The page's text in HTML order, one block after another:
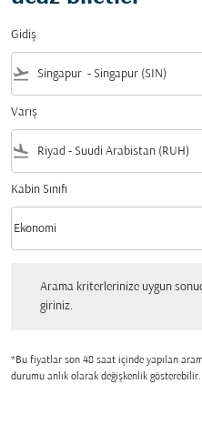
Gidiş
flight_takeoff
Varış
flight_land
Kabin Sınıfı
Kabin Sınıfı option Ekonomi Selected
Ekonomi
keyboard_arrow_down
Arama kriterlerinize uygun
giriniz.
*Bu fiyatlar son 48 saat içinde yapılan
durumu anlık olarak değişkenlik gösterebilir.